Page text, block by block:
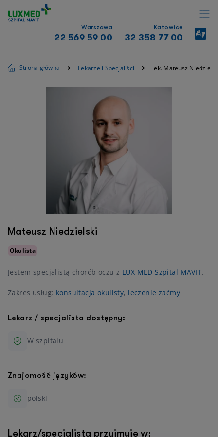
Warszawa
22 569 59 00
Katowice
32 358 77 00
Strona główna Lekarze i Specjaliści lek. Mateusz
Mateusz Niedzielski
Okulista
Jestem specjalistą chorób oczu z LUX MED Szpital MAVIT.
Zakres usług: konsultacja okulisty, leczenie zaćmy
Lekarz / specjalista dostępny:
W szpitalu
Znajomość języków:
polski
Lekarz/specjalista przyjmuje w: